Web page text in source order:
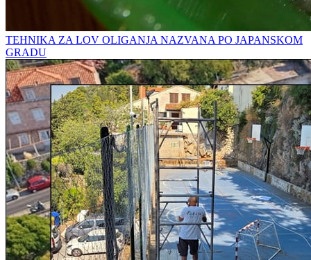
TEHNIKA ZA LOV OLIGANJA NAZVANA PO JAPANSKOM
GRADU